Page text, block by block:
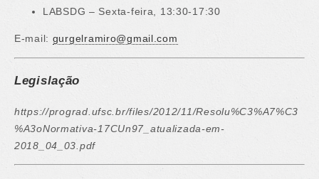
LABSDG – Sexta-feira, 13:30-17:30
E-mail: gurgelramiro@gmail.com
Legislação
https://prograd.ufsc.br/files/2012/11/Resolu%C3%A7%C3
%A3oNormativa-17CUn97_atualizada-em-
2018_04_03.pdf